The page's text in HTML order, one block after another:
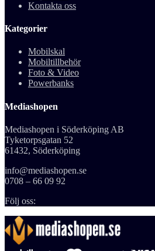
Kontakta oss
Kategorier
Mobilskal
Mobiltillbehör
Foto & Video
Powerbanks
Mediashopen
Mediashopen i Söderköping AB
Tyketorpsgatan 52
61432, Söderköping
info@mediashopen.se
0708 – 66 09 92
Följ oss: